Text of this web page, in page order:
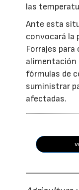
las
Ante esta
convocará la
Forrajes para
alimentación
fórmulas de
suministrar
afectadas.